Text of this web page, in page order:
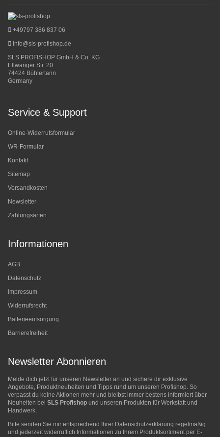
+49797 386 837 06
info@sls-profishop.de
SLS PROFISHOP GmbH & Co. KG
Ellwanger Str. 20
74424 Bühlertann
Germany
Service & Support
Online-Widerrufsformular
WR-Formular
Kontakt
Sitemap
Versandkosten
Newsletter
Zahlungsarten
Informationen
AGB
Datenschutz
Impressum
Widerrufsrecht
Batterieentsorgung
Barrierefreiheit
Newsletter Abonnieren
Melde dich jetzt für unseren Newsletter an und sichere dir exklusive
Angebote, Produktneuheiten und Tipps rund um unseren Profishop. So
verpasst du keine Aktionen mehr und bleibst immer bestens informiert über
Neuheiten bei SLS Profishop und unseren Produkten für Werkstatt und
Handwerk.
Bitte senden Sie mir entsprechend Ihrer Datenschutzerklärung regelmäßig
und jederzeit widerruflich Informationen zu Ihrem Produktsortiment per E-